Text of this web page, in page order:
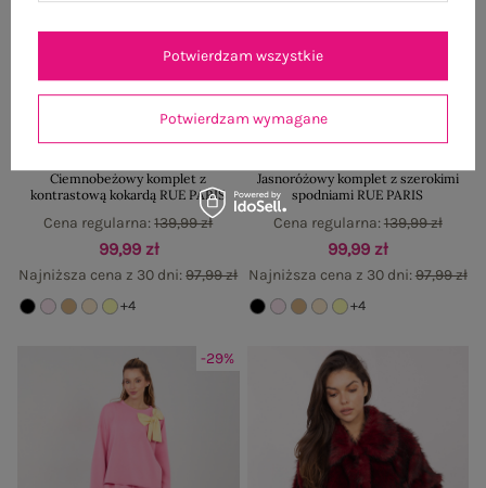
Ciemnobeżowy komplet z
kontrastową kokardą RUE PARIS
99,99 zł
Najniższa cena z 30 dni:97,99 zł
Cena regularna:139,99 zł
+4
Jasnoróżowy komplet z szerokimi
spodniami RUE PARIS
99,99 zł
Najniższa cena z 30 dni:97,99 zł
Cena regularna:139,99 zł
+4
-29%
Potwierdzam wymagane
Potwierdzam wszystkie